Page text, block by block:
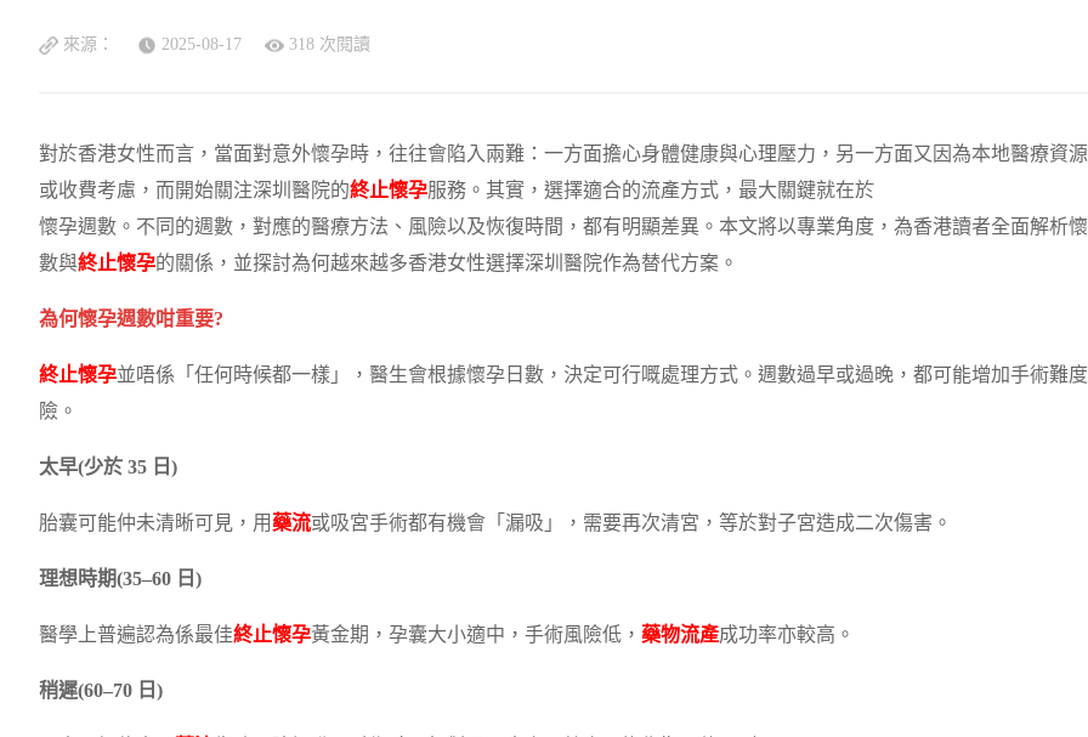
來源： 2025-08-17 318 次閱讀
對於香港女性而言，當面對意外懷孕時，往往會陷入兩難：一方面擔心身體健康與心理壓力，另一方面又因為本地醫療資
或收費考慮，而開始關注深圳醫院的終止懷孕服務。其實，選擇適合的流產方式，最大關鍵就在於
懷孕週數。不同的週數，對應的醫療方法、風險以及恢復時間，都有明顯差異。本文將以專業角度，為香港讀者全面解析
數與終止懷孕的關係，並探討為何越來越多香港女性選擇深圳醫院作為替代方案。
為何懷孕週數咁重要?
終止懷孕並唔係「任何時候都一樣」，醫生會根據懷孕日數，決定可行嘅處理方式。週數過早或過晚，都可能增加手術難
險。
太早(少於 35 日)
胎囊可能仲未清晰可見，用 藥流或吸宮手術都有機會「漏吸」，需要再次清宮，等於對子宮造成二次傷害。
理想時期(35–60 日)
醫學上普遍認為係最佳終止懷孕黃金期，孕囊大小適中，手術風險低， 藥物流產成功率亦較高。
稍遲(60–70 日)